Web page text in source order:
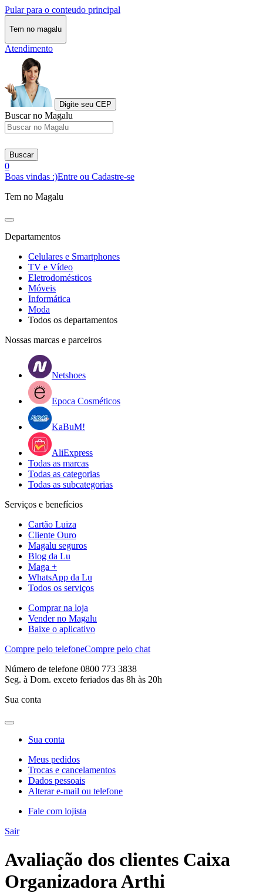
Pular para o conteudo principal
Tem no magalu
Atendimento
Digite seu CEP
Buscar no Magalu
Buscar
0
Boas vindas :)Entre ou Cadastre-se
Tem no Magalu
Departamentos
Celulares e Smartphones
TV e Vídeo
Eletrodomésticos
Móveis
Informática
Moda
Todos os departamentos
Nossas marcas e parceiros
Netshoes
Epoca Cosméticos
KaBuM!
AliExpress
Todas as marcas
Todas as categorias
Todas as subcategorias
Serviços e benefícios
Cartão Luiza
Cliente Ouro
Magalu seguros
Blog da Lu
Maga +
WhatsApp da Lu
Todos os serviços
Comprar na loja
Vender no Magalu
Baixe o aplicativo
Compre pelo telefoneCompre pelo chat
Número de telefone 0800 773 3838
Seg. à Dom. exceto feriados das 8h às 20h
Sua conta
Sua conta
Meus pedidos
Trocas e cancelamentos
Dados pessoais
Alterar e-mail ou telefone
Fale com lojista
Sair
Avaliação dos clientes Caixa
Organizadora Arthi